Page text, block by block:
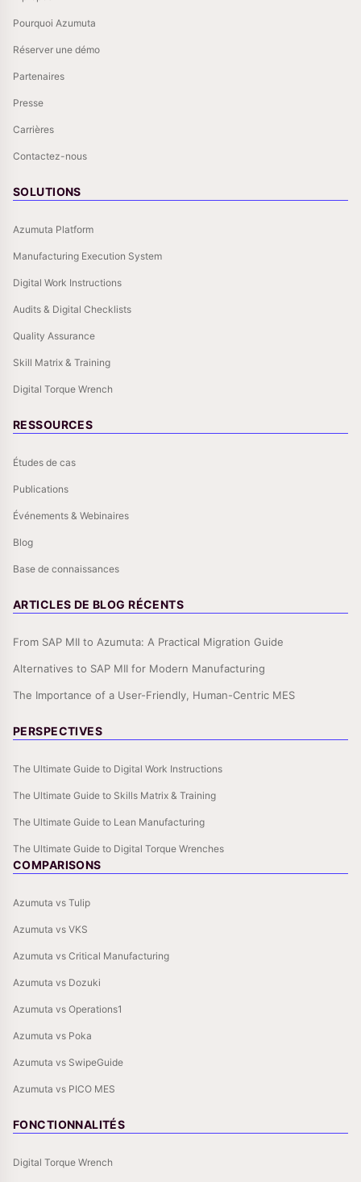
Pourquoi Azumuta
Réserver une démo
Partenaires
Presse
Carrières
Contactez-nous
SOLUTIONS
Azumuta Platform
Manufacturing Execution System
Digital Work Instructions
Audits & Digital Checklists
Quality Assurance
Skill Matrix & Training
Digital Torque Wrench
RESSOURCES
Études de cas
Publications
Événements & Webinaires
Blog
Base de connaissances
ARTICLES DE BLOG RÉCENTS
From SAP MII to Azumuta: A Practical Migration Guide
Alternatives to SAP MII for Modern Manufacturing
The Importance of a User-Friendly, Human-Centric MES
PERSPECTIVES
The Ultimate Guide to Digital Work Instructions
The Ultimate Guide to Skills Matrix & Training
The Ultimate Guide to Lean Manufacturing
The Ultimate Guide to Digital Torque Wrenches
COMPARISONS
Azumuta vs Tulip
Azumuta vs VKS
Azumuta vs Critical Manufacturing
Azumuta vs Dozuki
Azumuta vs Operations1
Azumuta vs Poka
Azumuta vs SwipeGuide
Azumuta vs PICO MES
FONCTIONNALITÉS
Digital Torque Wrench